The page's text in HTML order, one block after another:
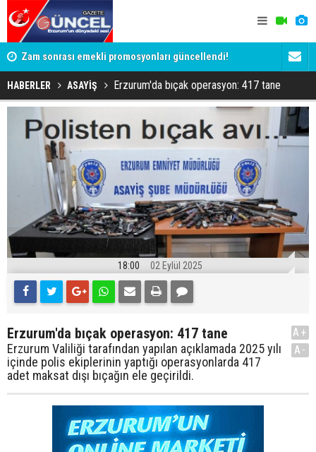
Zam sonrası emekli promosyonları güncellendi!
Ödemeler 32 bin TL'ye kadar çıkıyor
Salah
HABERLER ASAYİŞ Erzurum'da bıçak operasyon: 417 tane
18:00 02 Eylül 2025
Erzurum'da bıçak operasyon: 417 tane
Erzurum Valiliği tarafından yapılan açıklamada 2025 yılı
içinde polis ekiplerinin yaptığı operasyonlarda 417
adet maksat dışı bıçağın ele geçirildi.
A+
A-